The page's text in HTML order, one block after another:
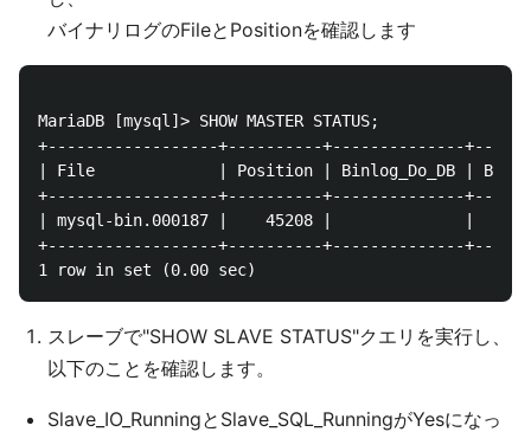
バイナリログのFileとPositionを確認します
MariaDB [mysql]> SHOW MASTER STATUS;
+------------------+----------+--------------
| File             | Position | Binlog_Do_DB |
+------------------+----------+--------------
| mysql-bin.000187 |    45208 |              |
+------------------+----------+--------------
スレーブで"SHOW SLAVE STATUS"クエリを実行し、
以下のことを確認します。
Slave_IO_RunningとSlave_SQL_RunningがYesになっ